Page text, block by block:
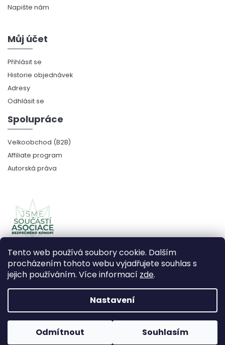
Tento web používá soubory cookie. Dalším
procházením tohoto webu vyjadřujete souhlas s
jejich používáním. Více informací zde.
Nastavení
Odmítnout Souhlasím
Napište nám
Můj účet
Přihlásit se
Historie objednávek
Adresy
Odhlásit se
Spolupráce
Velkoobchod (B2B)
Affiliate program
Autorská práva
Vytvořil Shoptet Premium
Používámeověření věku Adulto Grafický návrh vytvořil a